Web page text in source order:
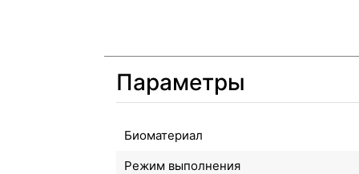
Параметры
Биоматериал
Режим выполнения